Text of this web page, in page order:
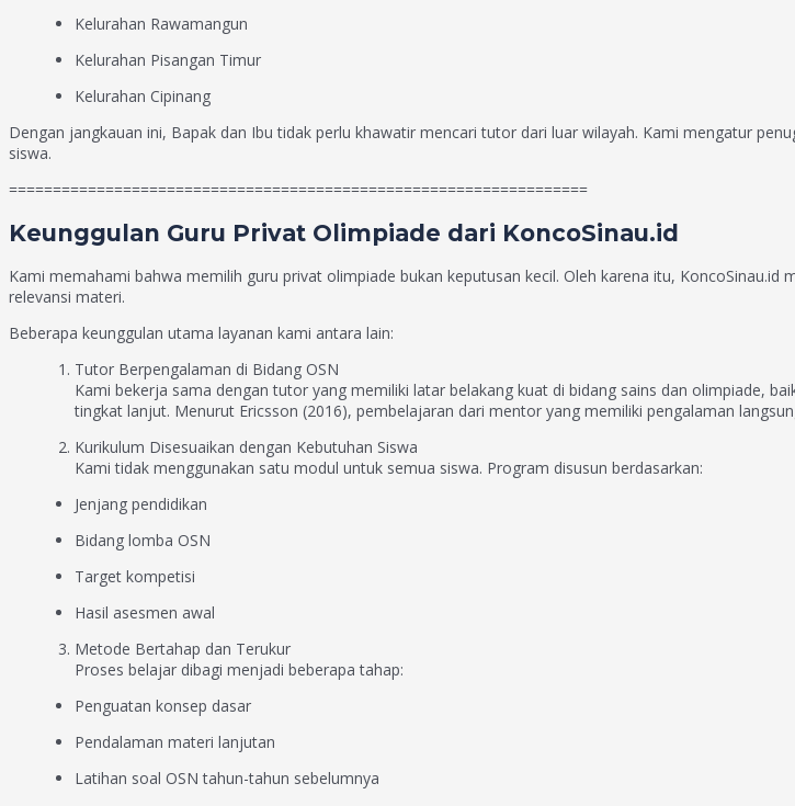
Kelurahan Rawamangun
Kelurahan Pisangan Timur
Kelurahan Cipinang
Dengan jangkauan ini, Bapak dan Ibu tidak perlu khawatir mencari tutor dari luar wilayah. Kami mengatur
siswa.
==================================================================
Keunggulan Guru Privat Olimpiade dari KoncoSinau.id
Kami memahami bahwa memilih guru privat olimpiade bukan keputusan kecil. Oleh karena itu,
relevansi materi.
Beberapa keunggulan utama layanan kami antara lain:
Tutor Berpengalaman di Bidang OSN
Kami bekerja sama dengan tutor yang memiliki latar belakang kuat di bidang sains dan olimpiade,
tingkat lanjut. Menurut Ericsson (2016), pembelajaran dari mentor yang memiliki pengalaman
Kurikulum Disesuaikan dengan Kebutuhan Siswa
Kami tidak menggunakan satu modul untuk semua siswa. Program disusun berdasarkan:
Jenjang pendidikan
Bidang lomba OSN
Target kompetisi
Hasil asesmen awal
Metode Bertahap dan Terukur
Proses belajar dibagi menjadi beberapa tahap:
Penguatan konsep dasar
Pendalaman materi lanjutan
Latihan soal OSN tahun-tahun sebelumnya